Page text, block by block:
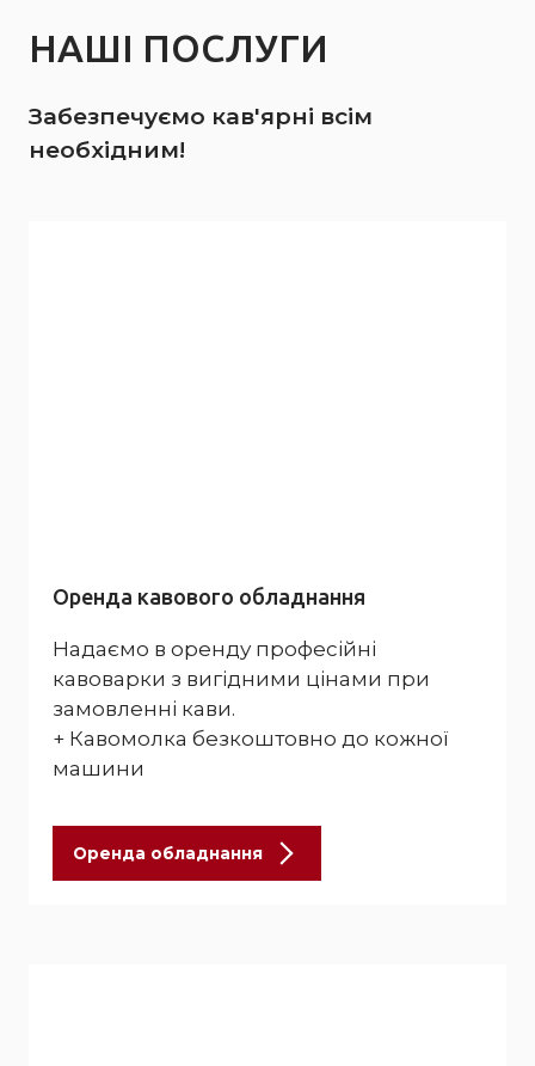
НАШІ ПОСЛУГИ
Забезпечуємо кав'ярні всім
необхідним!
Оренда кавового обладнання
Надаємо в оренду професійні
кавоварки з вигідними цінами при
замовленні кави.
+ Кавомолка безкоштовно до кожної
машини
Оренда обладнання